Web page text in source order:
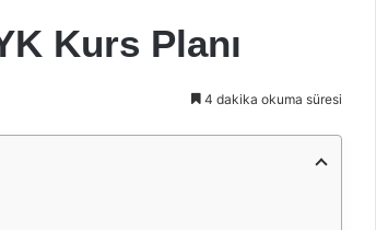
Kurs Planı
4 dakika okuma süresi